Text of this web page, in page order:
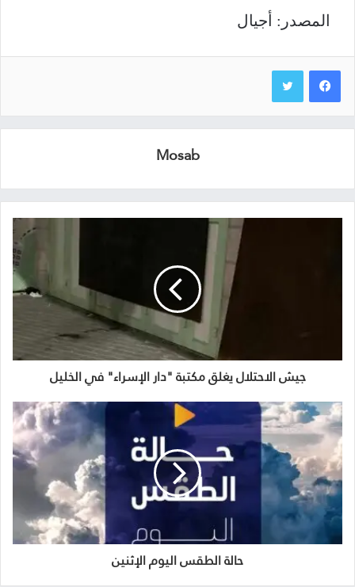
المصدر: أجيال
Mosab
جيش الاحتلال يغلق مكتبة "دار الإسراء" في الخليل
حالة الطقس اليوم الإثنين